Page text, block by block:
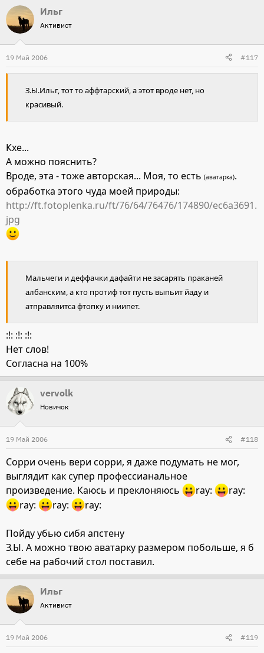
Ильг
Активист
19 Май 2006 #117
З.Ы.Ильг, тот то аффтарский, а этот вроде нет, но
красивый.
Кхе...
А можно пояснить?
Вроде, эта - тоже авторская... Моя, то есть (аватарка).
обработка этого чуда моей природы:
http://ft.fotoplenka.ru/ft/76/64/76476/174890/ec6a3691.
jpg
Мальчеги и деффачки дафайти не засарять праканей
албанским, а кто протиф тот пусть выпьит йаду и
атправляитса фтопку и ниипет.
:!: :!: :!:
Нет слов!
Согласна на 100%
vervolk
Новичок
19 Май 2006 #118
Сорри очень вери сорри, я даже подумать не мог,
выглядит как супер профессианальное
произведение. Каюсь и преклоняюсь
ray:
ray:
ray:
ray: ray:
Пойду убью сибя апстену
З.Ы. А можно твою аватарку размером побольше, я б
себе на рабочий стол поставил.
Ильг
Активист
19 Май 2006 #119